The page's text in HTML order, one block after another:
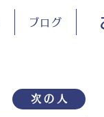
ブログ
次の人